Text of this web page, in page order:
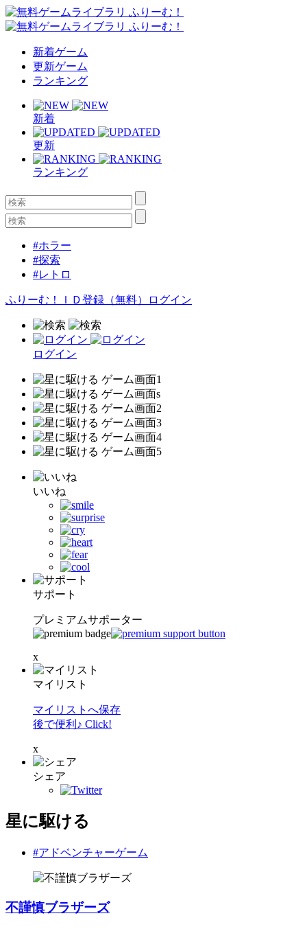
新着ゲーム
更新ゲーム
ランキング
新着
更新
ランキング
#ホラー
#探索
#レトロ
ふりーむ！ＩＤ登録（無料） ログイン
ログイン
いいね
サポート
プレミアムサポーター
x
マイリスト
マイリストへ保存
後で便利♪ Click!
x
シェア
星に駆ける
#アドベンチャーゲーム
不謹慎ブラザーズ